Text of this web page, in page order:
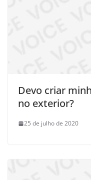
Devo criar
no exterior?
25 de julho de 2020